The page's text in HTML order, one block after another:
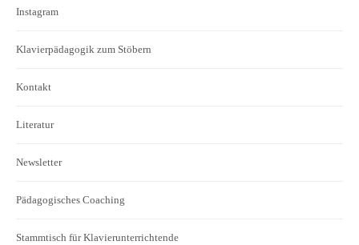
Instagram
Klavierpädagogik zum Stöbern
Kontakt
Literatur
Newsletter
Pädagogisches Coaching
Stammtisch für Klavierunterrichtende